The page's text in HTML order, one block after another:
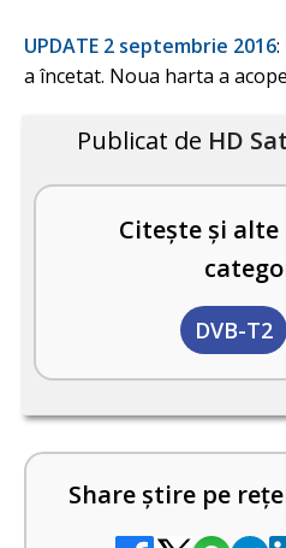
UPDATE 2 septembrie 2016:
a încetat. Noua harta a
Publicat de HD
Citește și
DVB-T2
Share știre pe